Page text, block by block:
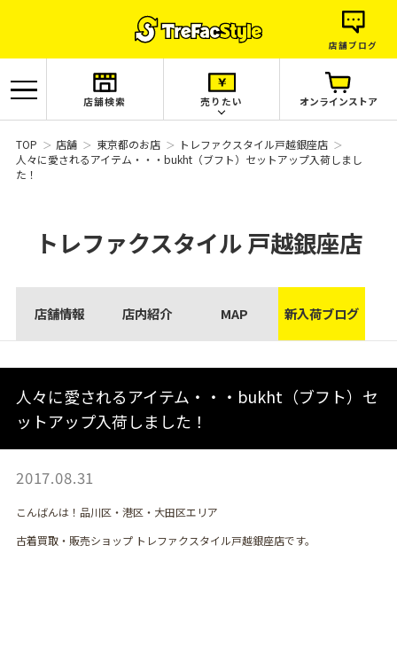
店舗ブログ
店舗検索 売りたい オンラインストア
TOP 店舗 東京都のお店
トレファクスタイル戸越銀座店
人々に愛されるアイテム・・・bukht（ブフト）セットアップ入荷しまし
た！
トレファクスタイル戸越銀座店
店舗情報 店内紹介 MAP 新入荷ブログ
人々に愛されるアイテム・・・bukht（ブフト）セ
ットアップ入荷しました！
2017.08.31
こんばんは！品川区・港区・大田区エリア
古着買取・販売ショップ トレファクスタイル戸越銀座店です。